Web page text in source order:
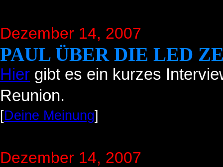
Dezember 14, 2007
PAUL ÜBER DIE LED
Hier gibt es ein kurzes
Reunion.
[Deine Meinung]
Dezember 14, 2007